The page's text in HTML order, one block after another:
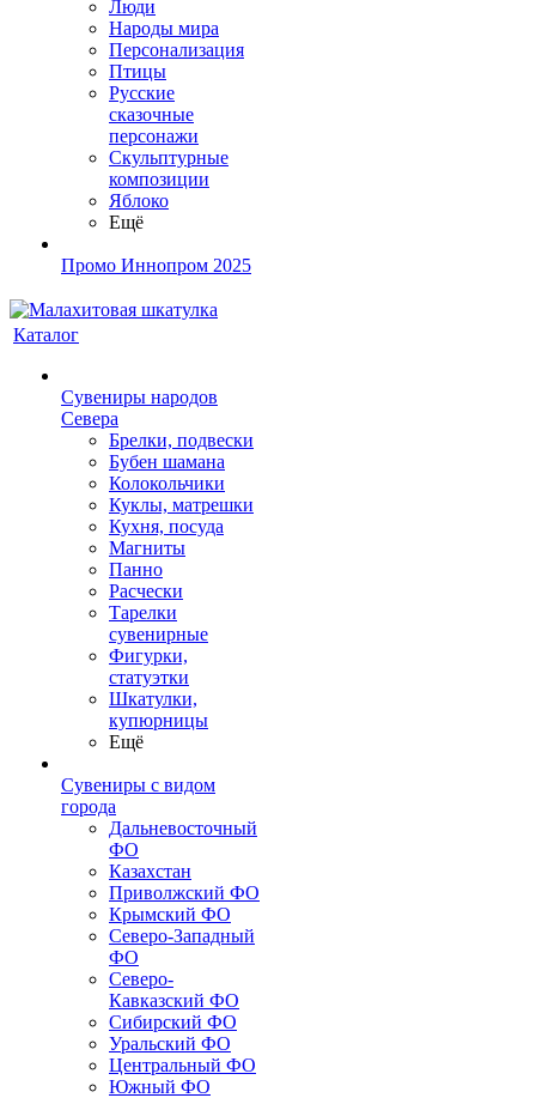
Люди
Народы мира
Персонализация
Птицы
Русские
сказочные
персонажи
Скульптурные
композиции
Яблоко
Ещё
Промо Иннопром 2025
Каталог
Сувениры народов
Севера
Брелки, подвески
Бубен шамана
Колокольчики
Куклы, матрешки
Кухня, посуда
Магниты
Панно
Расчески
Тарелки
сувенирные
Фигурки,
статуэтки
Шкатулки,
купюрницы
Ещё
Сувениры с видом
города
Дальневосточный
ФО
Казахстан
Приволжский ФО
Крымский ФО
Северо-Западный
ФО
Северо-
Кавказский ФО
Сибирский ФО
Уральский ФО
Центральный ФО
Южный ФО